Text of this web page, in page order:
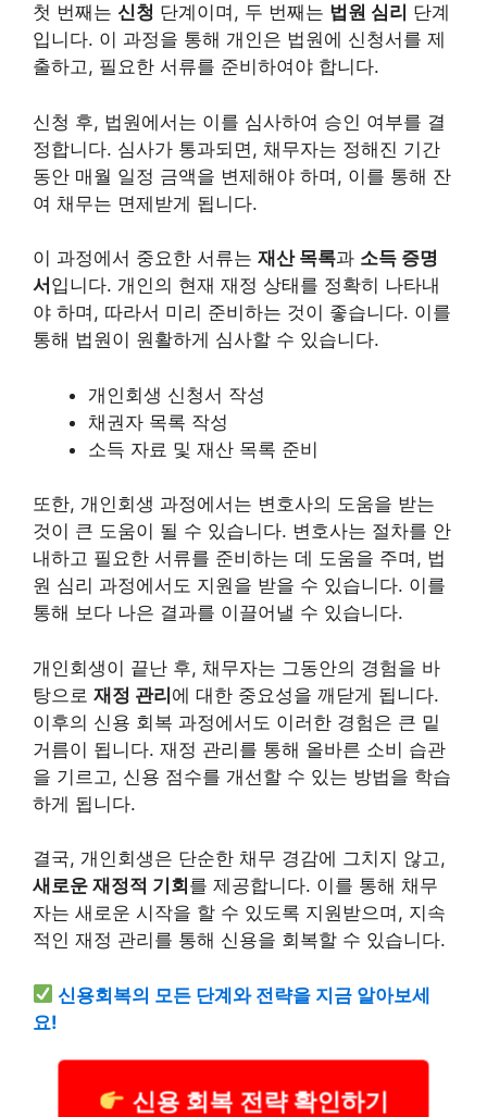
첫 번째는 신청 단계이며, 두 번째는 법원 심리 단계
입니다. 이 과정을 통해 개인은 법원에 신청서를 제
출하고, 필요한 서류를 준비하여야 합니다.
신청 후, 법원에서는 이를 심사하여 승인 여부를 결
정합니다. 심사가 통과되면, 채무자는 정해진 기간
동안 매월 일정 금액을 변제해야 하며, 이를 통해 잔
여 채무는 면제받게 됩니다.
이 과정에서 중요한 서류는 재산 목록과 소득 증명
서 입니다. 개인의 현재 재정 상태를 정확히 나타내
야 하며, 따라서 미리 준비하는 것이 좋습니다. 이를
통해 법원이 원활하게 심사할 수 있습니다.
개인회생 신청서 작성
채권자 목록 작성
소득 자료 및 재산 목록 준비
또한, 개인회생 과정에서는 변호사의 도움을 받는
것이 큰 도움이 될 수 있습니다. 변호사는 절차를 안
내하고 필요한 서류를 준비하는 데 도움을 주며, 법
원 심리 과정에서도 지원을 받을 수 있습니다. 이를
통해 보다 나은 결과를 이끌어낼 수 있습니다.
개인회생이 끝난 후, 채무자는 그동안의 경험을 바
탕으로 재정 관리에 대한 중요성을 깨닫게 됩니다.
이후의 신용 회복 과정에서도 이러한 경험은 큰 밑
거름이 됩니다. 재정 관리를 통해 올바른 소비 습관
을 기르고, 신용 점수를 개선할 수 있는 방법을 학습
하게 됩니다.
결국, 개인회생은 단순한 채무 경감에 그치지 않고,
새로운 재정적 기회 를 제공합니다. 이를 통해 채무
자는 새로운 시작을 할 수 있도록 지원받으며, 지속
적인 재정 관리를 통해 신용을 회복할 수 있습니다.
신용회복의 모든 단계와 전략을 지금 알아보세
요!
신용 회복 전략 확인하기